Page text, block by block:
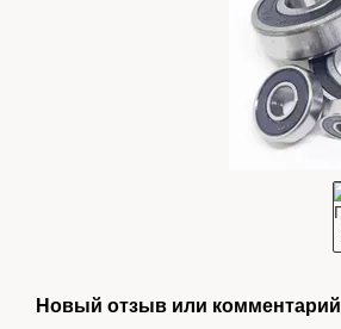
Новый отзыв или комментарий